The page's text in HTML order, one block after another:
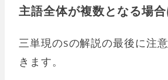
主語全体が複数となる場
三単現のsの解説の最後に注
きます。